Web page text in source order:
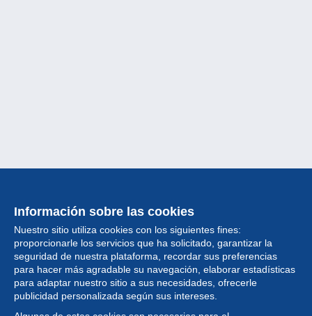
Información sobre las cookies
Nuestro sitio utiliza cookies con los siguientes fines:
proporcionarle los servicios que ha solicitado, garantizar la
seguridad de nuestra plataforma, recordar sus preferencias
para hacer más agradable su navegación, elaborar estadísticas
para adaptar nuestro sitio a sus necesidades, ofrecerle
publicidad personalizada según sus intereses.
Colección